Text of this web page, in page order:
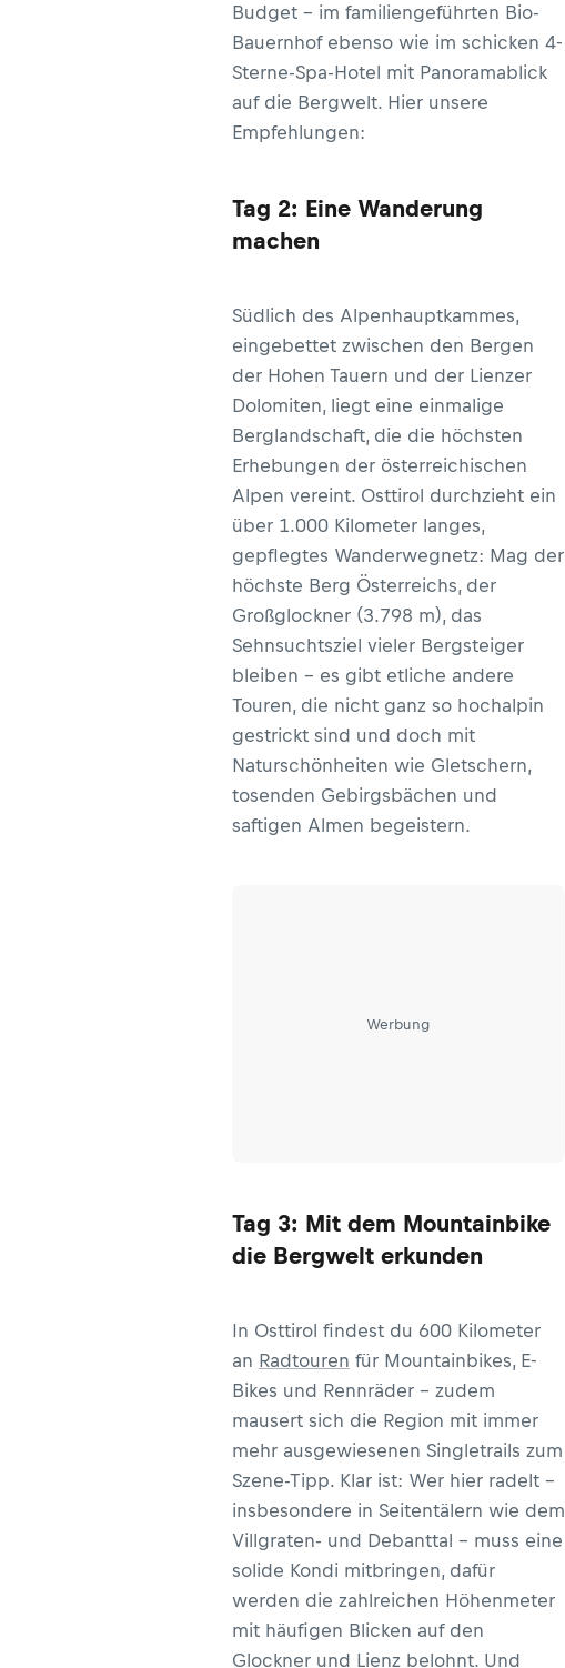
Budget – im familiengeführten Bio-
Bauernhof ebenso wie im schicken 4-
Sterne-Spa-Hotel mit Panoramablick
auf die Bergwelt. Hier unsere
Empfehlungen:
Tag 2: Eine Wanderung
machen
Südlich des Alpenhauptkammes,
eingebettet zwischen den Bergen
der Hohen Tauern und der Lienzer
Dolomiten, liegt eine einmalige
Berglandschaft, die die höchsten
Erhebungen der österreichischen
Alpen vereint. Osttirol durchzieht ein
über 1.000 Kilometer langes,
gepflegtes Wanderwegnetz: Mag der
höchste Berg Österreichs, der
Großglockner (3.798 m), das
Sehnsuchtsziel vieler Bergsteiger
bleiben – es gibt etliche andere
Touren, die nicht ganz so hochalpin
gestrickt sind und doch mit
Naturschönheiten wie Gletschern,
tosenden Gebirgsbächen und
saftigen Almen begeistern.
Werbung
Tag 3: Mit dem Mountainbike
die Bergwelt erkunden
In Osttirol findest du 600 Kilometer
an Radtouren für Mountainbikes, E-
Bikes und Rennräder – zudem
mausert sich die Region mit immer
mehr ausgewiesenen Singletrails zum
Szene-Tipp. Klar ist: Wer hier radelt –
insbesondere in Seitentälern wie dem
Villgraten- und Debanttal – muss eine
solide Kondi mitbringen, dafür
werden die zahlreichen Höhenmeter
mit häufigen Blicken auf den
Glockner und Lienz belohnt. Und